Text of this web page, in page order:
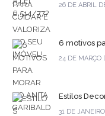
26 DE ABRIL
6 motivos
24 DE MARÇO
Estilos
31 DE